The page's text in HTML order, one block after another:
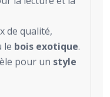
de qualité,
le bois exotique.
pour un style